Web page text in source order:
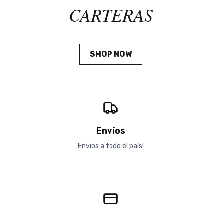
CARTERAS
SHOP NOW
Envíos
Envios a todo el país!